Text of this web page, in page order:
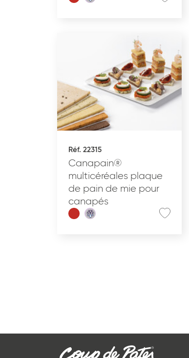
Réf. 22315
Canapain®
multicéréales plaque
de pain de mie pour
canapés